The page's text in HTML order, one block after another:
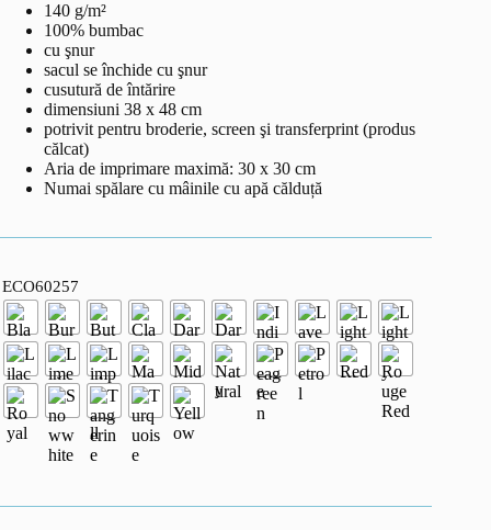
140 g/m²
100% bumbac
cu şnur
sacul se închide cu şnur
cusutură de întărire
dimensiuni 38 x 48 cm
potrivit pentru broderie, screen şi transferprint (produs
călcat)
Aria de imprimare maximă: 30 x 30 cm
Numai spălare cu mâinile cu apă călduță
ECO60257